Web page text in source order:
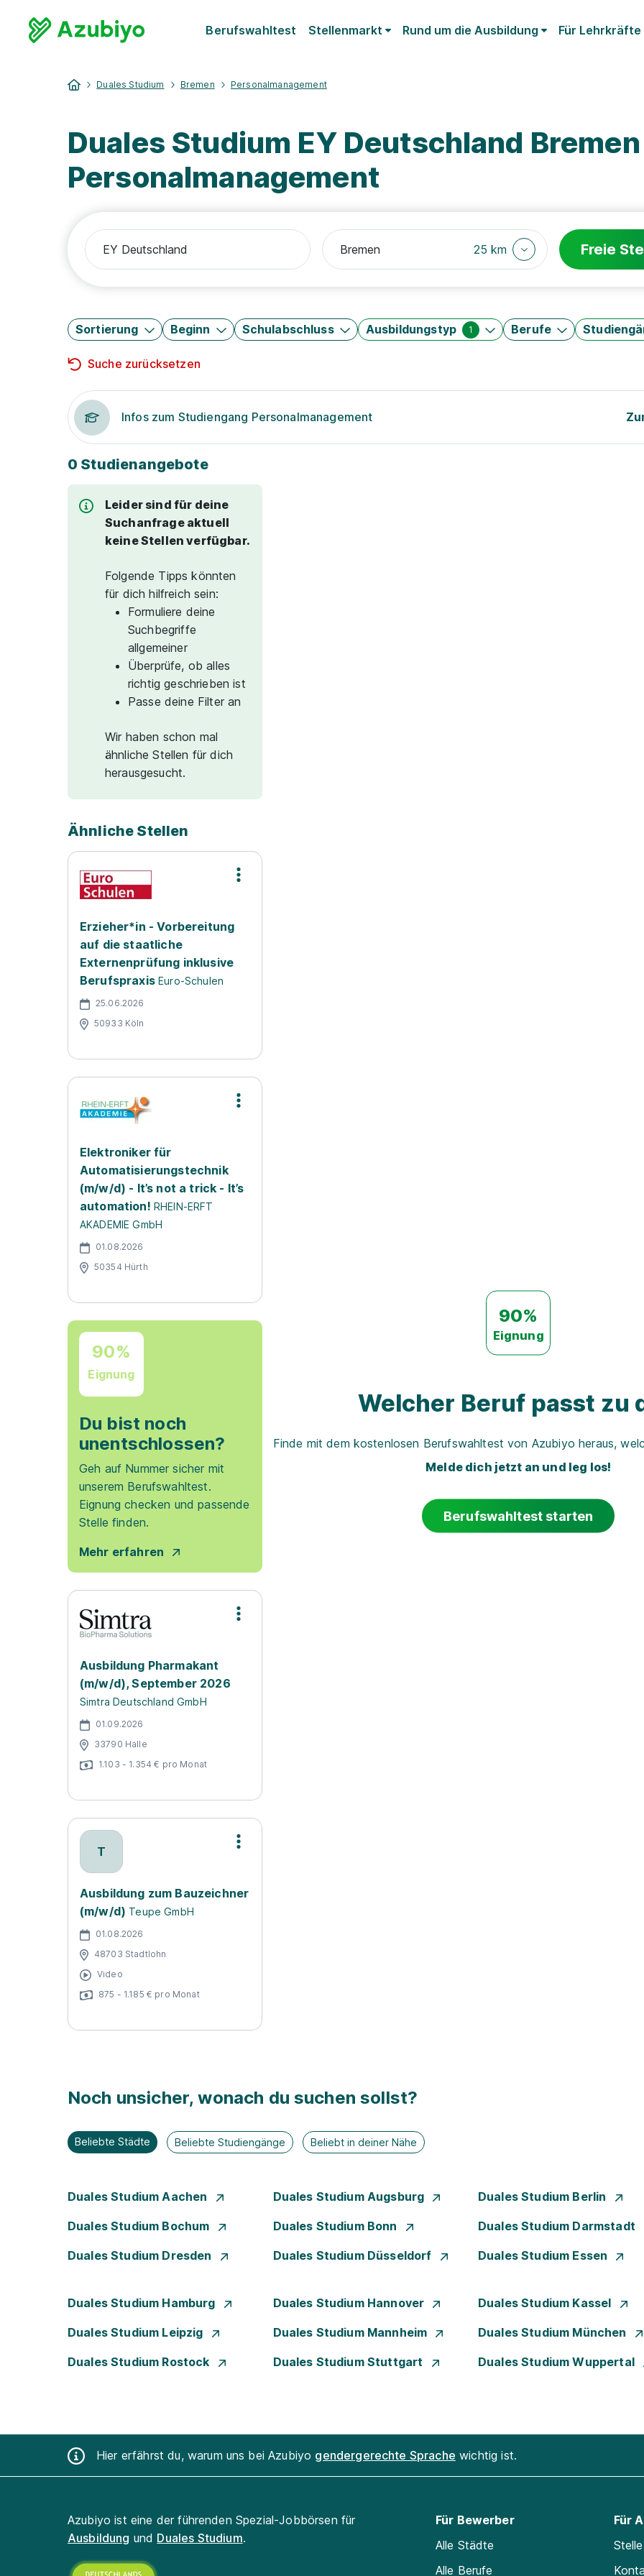
Berufswahltest Stellenmarkt Rund um die Ausbildung Für Lehrkräfte
Duales Studium Bremen Personalmanagement
Duales Studium EY Deutschland Bremen
Personalmanagement
25 km Freie
Sortierung Beginn Schulabschluss Ausbildungstyp 1 Berufe
Suche zurücksetzen
Infos zum Studiengang Personalmanagement
0 Studienangebote
Leider sind für deine
Suchanfrage aktuell
keine Stellen verfügbar.
Folgende Tipps könnten
für dich hilfreich sein:
Formuliere deine
Suchbegriffe
allgemeiner
Überprüfe, ob alles
richtig geschrieben ist
Passe deine Filter an
Wir haben schon mal
ähnliche Stellen für dich
herausgesucht.
Ähnliche Stellen
Erzieher*in - Vorbereitung
auf die staatliche
Externenprüfung inklusive
Berufspraxis Euro-Schulen
25.06.2026
50933 Köln
Elektroniker für
Automatisierungstechnik
(m/w/d) - It’s not a trick - It’s
automation! RHEIN-ERFT
AKADEMIE GmbH
01.08.2026
50354 Hürth
90%
Eignung
Du bist noch
unentschlossen?
Geh auf Nummer sicher mit
unserem Berufswahltest.
Eignung checken und passende
Stelle finden.
Mehr erfahren
Ausbildung Pharmakant
(m/w/d), September 2026
Simtra Deutschland GmbH
01.09.2026
33790 Halle
1.103 - 1.354 € pro Monat
T
Ausbildung zum Bauzeichner
(m/w/d) Teupe GmbH
01.08.2026
48703 Stadtlohn
Video
875 - 1.185 € pro Monat
90%
Eignung
Welcher Beruf passt zu
Finde mit dem kostenlosen Berufswahltest von Azubiyo heraus,
Melde dich jetzt an und leg los!
Berufswahltest starten
Noch unsicher, wonach du suchen sollst?
Beliebte Städte Beliebte Studiengänge Beliebt in deiner Nähe
Duales Studium Aachen Duales Studium Augsburg Duales Studium Berlin
Duales Studium Bochum Duales Studium Bonn Duales Studium Darmstadt
Duales Studium Dresden Duales Studium Düsseldorf Duales Studium Essen
Duales Studium Hamburg Duales Studium Hannover Duales Studium Kassel
Duales Studium Leipzig Duales Studium Mannheim Duales Studium München
Duales Studium Rostock Duales Studium Stuttgart Duales Studium Wuppertal
Hier erfährst du, warum uns bei Azubiyo gendergerechte Sprache wichtig ist.
Azubiyo ist eine der führenden Spezial-Jobbörsen für
Ausbildung und Duales Studium.
Für Bewerber
Alle Städte
Alle Berufe
Für